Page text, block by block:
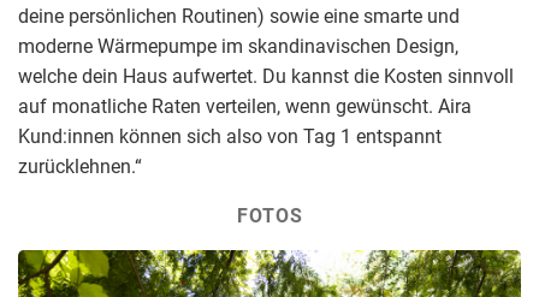
deine persönlichen Routinen) sowie eine smarte und
moderne Wärmepumpe im skandinavischen Design,
welche dein Haus aufwertet. Du kannst die Kosten sinnvoll
auf monatliche Raten verteilen, wenn gewünscht. Aira
Kund:innen können sich also von Tag 1 entspannt
zurücklehnen.“
FOTOS